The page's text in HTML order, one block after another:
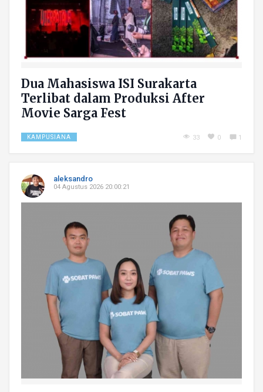
Dua Mahasiswa ISI Surakarta
Terlibat dalam Produksi After
Movie Sarga Fest
KAMPUSIANA 33 0 1
aleksandro
04 Agustus 2026 20:00:21